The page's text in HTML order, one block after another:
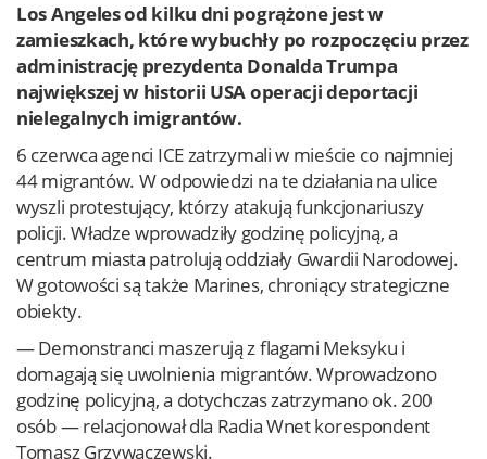
Zaloguj przez Clascal
Los Angeles od kilku dni pogrążone jest w
zamieszkach, które wybuchły po rozpoczęciu przez
administrację prezydenta Donalda Trumpa
największej w historii USA operacji deportacji
nielegalnych imigrantów.
6 czerwca agenci ICE zatrzymali w mieście co najmniej
44 migrantów. W odpowiedzi na te działania na ulice
wyszli protestujący, którzy atakują funkcjonariuszy
policji. Władze wprowadziły godzinę policyjną, a
centrum miasta patrolują oddziały Gwardii Narodowej.
W gotowości są także Marines, chroniący strategiczne
obiekty.
— Demonstranci maszerują z flagami Meksyku i
domagają się uwolnienia migrantów. Wprowadzono
godzinę policyjną, a dotychczas zatrzymano ok. 200
osób — relacjonował dla Radia Wnet korespondent
Tomasz Grzywaczewski.